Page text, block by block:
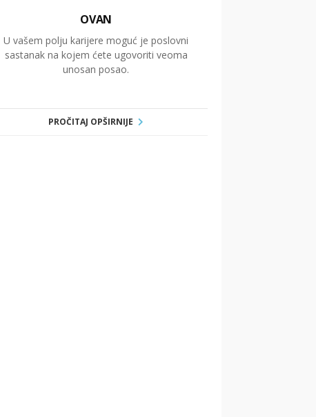
OVAN
U vašem polju karijere moguć je poslovni
sastanak na kojem ćete ugovoriti veoma
unosan posao.
PROČITAJ OPŠIRNIJE